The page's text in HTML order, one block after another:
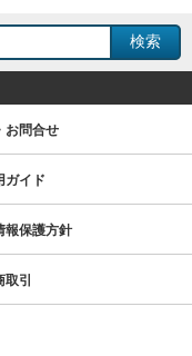
お問合せ
ガイド
報保護方針
引